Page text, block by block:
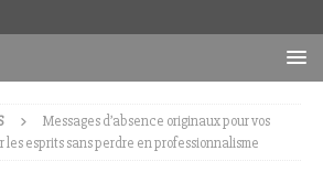
Messages d’absence originaux pour vos
les esprits sans perdre en professionnalisme